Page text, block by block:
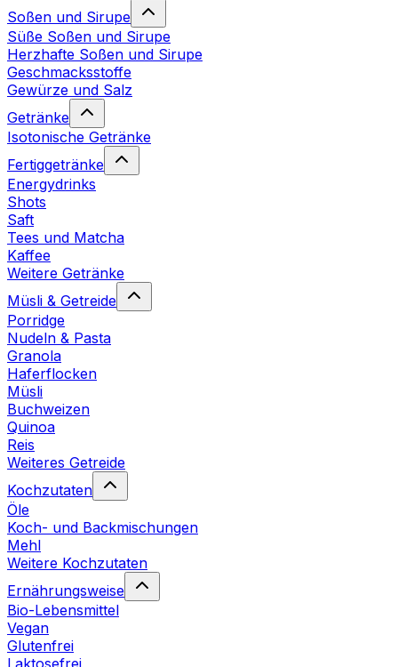
Soßen und Sirupe
Süße Soßen und Sirupe
Herzhafte Soßen und Sirupe
Geschmacksstoffe
Gewürze und Salz
Getränke
Isotonische Getränke
Fertiggetränke
Energydrinks
Shots
Saft
Tees und Matcha
Kaffee
Weitere Getränke
Müsli & Getreide
Porridge
Nudeln & Pasta
Granola
Haferflocken
Müsli
Buchweizen
Quinoa
Reis
Weiteres Getreide
Kochzutaten
Öle
Koch- und Backmischungen
Mehl
Weitere Kochzutaten
Ernährungsweise
Bio-Lebensmittel
Vegan
Glutenfrei